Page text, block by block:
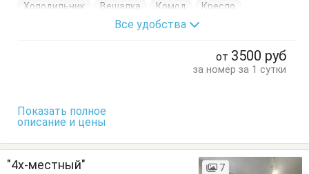
Холодильник
Вешалка Комод
Кресло
Кровать двуспальная
Кровать односпальная
Все удобства
от 3500 руб
за номер за 1 сутки
Показать полное
описание и цены
"4х-местный" 7